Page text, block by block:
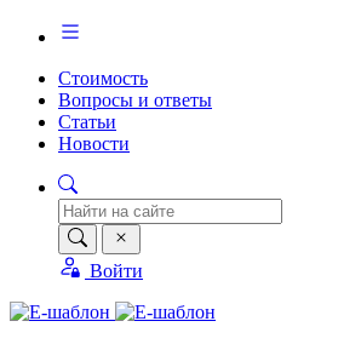
Стоимость
Вопросы и ответы
Статьи
Новости
Войти